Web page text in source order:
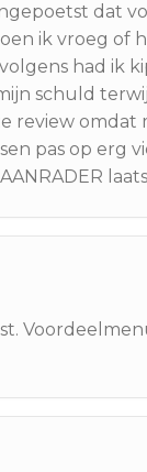
dat
ik vroeg of
had ik
schuld
review
pas op erg